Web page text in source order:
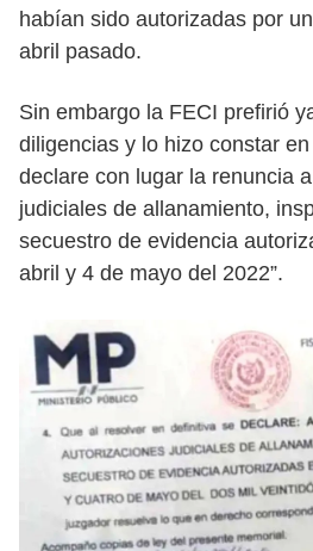
habían sido autorizadas por
abril pasado.
Sin embargo la FECI prefirió
diligencias y lo hizo constar
declare con lugar la renuncia
judiciales de allanamiento,
secuestro de evidencia
abril y 4 de mayo del 2022”.